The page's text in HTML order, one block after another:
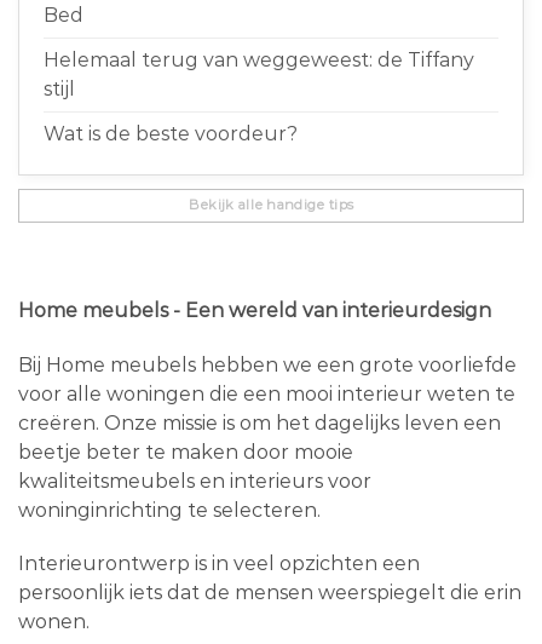
Bed
Helemaal terug van weggeweest: de Tiffany
stijl
Wat is de beste voordeur?
Bekijk alle handige tips
Home meubels - Een wereld van interieurdesign
Bij Home meubels hebben we een grote voorliefde
voor alle woningen die een mooi interieur weten te
creëren. Onze missie is om het dagelijks leven een
beetje beter te maken door mooie
kwaliteitsmeubels en interieurs voor
woninginrichting te selecteren.
Interieurontwerp is in veel opzichten een
persoonlijk iets dat de mensen weerspiegelt die erin
wonen.